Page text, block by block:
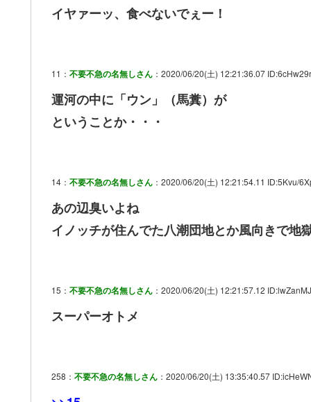
イヤァーッ、食べないでぇー！
11： 不要不急の名無しさん ：2020/06/20(土) 12:21:36.07
運河の中に「ウン」（馬糞）が
ということか・・・
14： 不要不急の名無しさん ：2020/06/20(土) 12:21:54.11 ID:5Kvu/
あの辺臭いよね
イノッチが住んでた八潮団地とか風向きで地
15： 不要不急の名無しさん ：2020/06/20(土) 12:21:57.12
スーパーオトメ
258： 不要不急の名無しさん ：2020/06/20(土) 13:35:40.57